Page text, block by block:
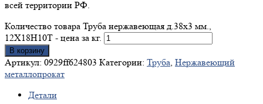
всей территории РФ.
Количество товара Труба нержавеющая д.38x3 мм.,
12Х18Н10Т - цена за кг.
В корзину
Артикул: 0929ff624803 Категории: Труба, Нержавеющий
металлопрокат
Детали